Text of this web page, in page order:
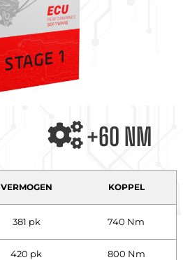
+60 NM
VERMOGEN KOPPEL
381 pk 740 Nm
420 pk 800 Nm